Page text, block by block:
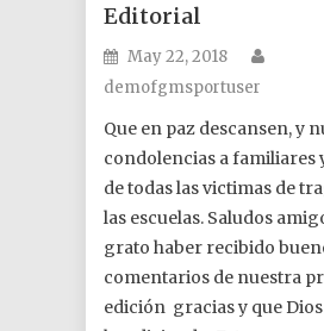
Editorial
Posted on
May 22, 2018
demofgmsportuser
Que en paz descansen, y
condolencias a familiares
de todas las victimas de
las escuelas. Saludos
grato haber recibido
comentarios de nuestra
edición gracias y que